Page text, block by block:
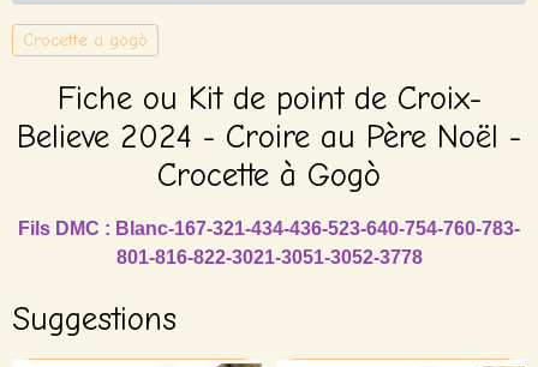
Crocette a gogò
Fiche ou Kit de point de Croix-
Believe 2024 - Croire au Père Noël -
Crocette à Gogò
Fils DMC : Blanc-167-321-434-436-523-640-754-760-783-
801-816-822-3021-3051-3052-3778
Suggestions